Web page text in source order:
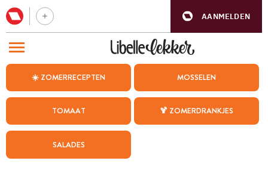
AANMELDEN
☀️ ZOMERRECEPTEN MOSSELEN
TOMAAT 🍹 ZOMERDRANKJES
SALADES
BEZOEK ONZE ANDERE WEBSITES
WEEKMENU
CHAT MET MAIA